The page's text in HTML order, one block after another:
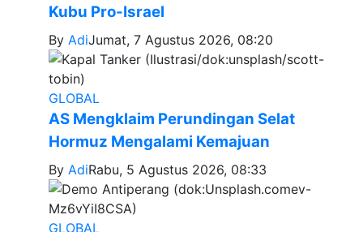
Kubu Pro-Israel
By AdiJumat, 7 Agustus 2026, 08:20
GLOBAL
AS Mengklaim Perundingan Selat
Hormuz Mengalami Kemajuan
By AdiRabu, 5 Agustus 2026, 08:33
GLOBAL